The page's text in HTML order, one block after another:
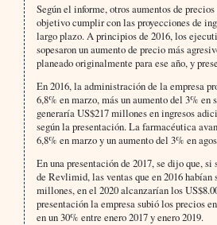
Según el informe, otros aumentos de
objetivo cumplir con las proyecciones de
largo plazo. A principios de 2016, los
sopesaron un aumento de precio más
planeado originalmente para ese año, y
En 2016, la administración de la empresa
6,8% en marzo, más un aumento del 3% en
generaría US$217 millones en ingresos
según la presentación. La farmacéutica
6,8% en marzo y un aumento del 3% en
En una presentación de 2017, se dijo que,
de Revlimid, las ventas que en 2016 habían
millones, en el 2020 alcanzarían los
presentación la empresa subió los precios
en un 30% entre enero 2017 y enero 2019.